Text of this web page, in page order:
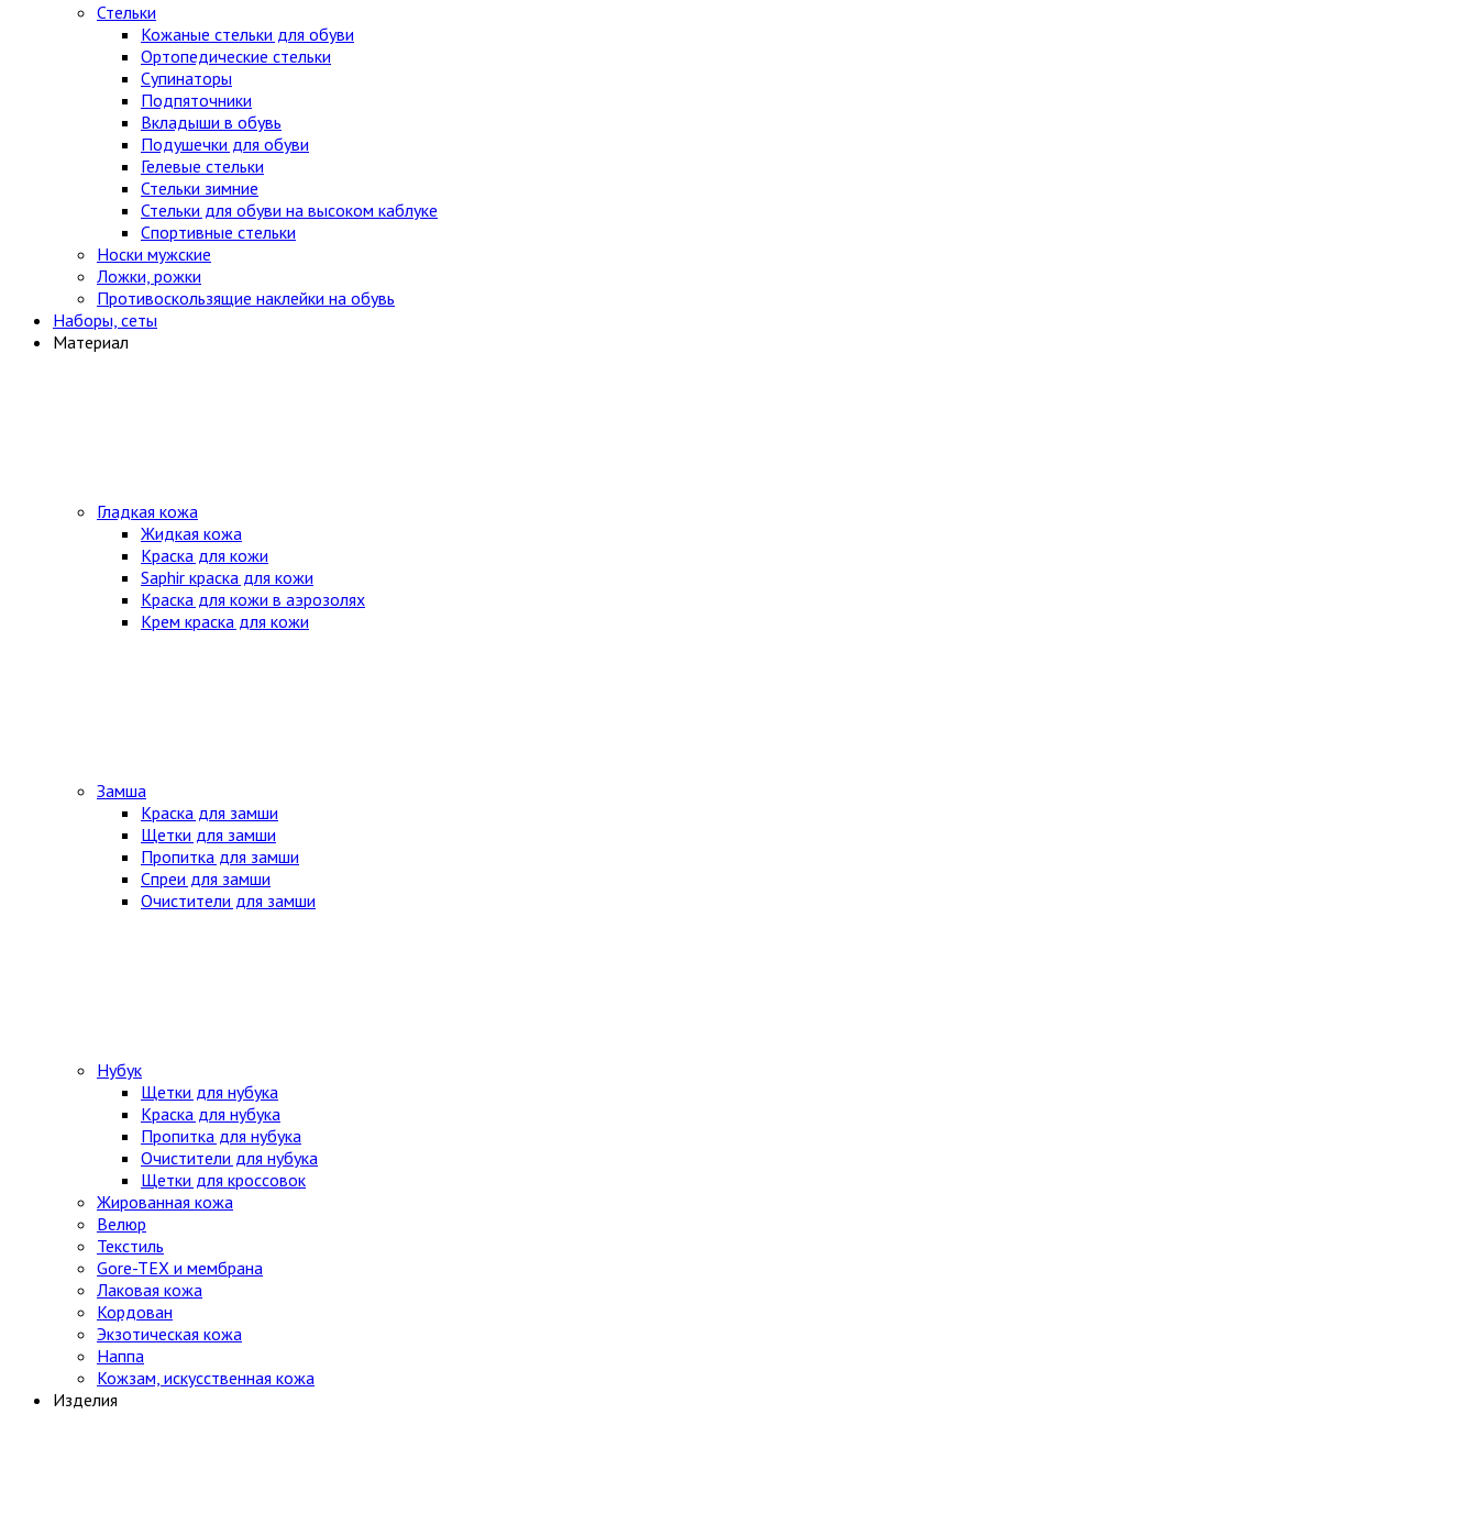
Стельки
Кожаные стельки для обуви
Ортопедические стельки
Супинаторы
Подпяточники
Вкладыши в обувь
Подушечки для обуви
Гелевые стельки
Стельки зимние
Стельки для обуви на высоком каблуке
Спортивные стельки
Носки мужские
Ложки, рожки
Противоскользящие наклейки на обувь
Наборы, сеты
Материал
Гладкая кожа
Жидкая кожа
Краска для кожи
Saphir краска для кожи
Краска для кожи в аэрозолях
Крем краска для кожи
Замша
Краска для замши
Щетки для замши
Пропитка для замши
Спреи для замши
Очистители для замши
Нубук
Щетки для нубука
Краска для нубука
Пропитка для нубука
Очистители для нубука
Щетки для кроссовок
Жированная кожа
Велюр
Текстиль
Gore-TEX и мембрана
Лаковая кожа
Кордован
Экзотическая кожа
Наппа
Кожзам, искусственная кожа
Изделия